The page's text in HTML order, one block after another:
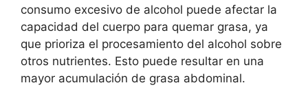
consumo excesivo de alcohol puede afectar la
capacidad del cuerpo para quemar grasa, ya
que prioriza el procesamiento del alcohol sobre
otros nutrientes. Esto puede resultar en una
mayor acumulación de grasa abdominal.